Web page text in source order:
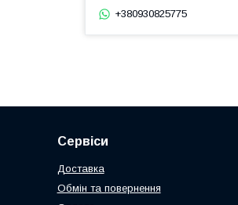
+380930825775
Сервіси
Доставка
Обмін та повернення